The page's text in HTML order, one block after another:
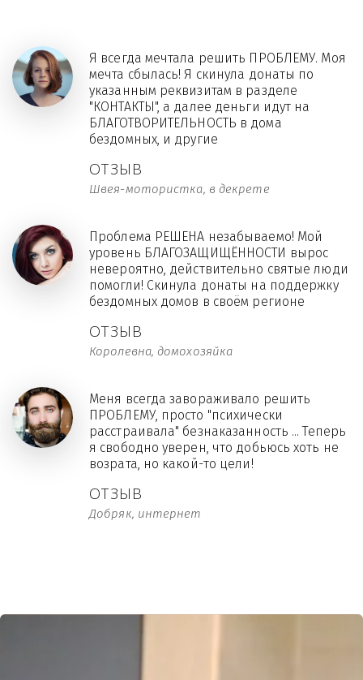
ОТЗЫВ
Швея-мотористка, в декрете
Я всегда мечтала решить ПРОБЛЕМУ. Моя
мечта сбылась! Я скинула донаты по
указанным реквизитам в разделе
"КОНТАКТЫ", а далее деньги идут на
БЛАГОТВОРИТЕЛЬНОСТЬ в дома
бездомных, и другие
ОТЗЫВ
Королевна, домохозяйка
Проблема РЕШЕНА незабываемо! Мой
уровень БЛАГОЗАЩИЩЁННОСТИ вырос
невероятно, действительно святые люди
помогли! Скинула донаты на поддержку
бездомных домов в своём регионе
ОТЗЫВ
Добряк, интернет
Меня всегда завораживало решить
ПРОБЛЕМУ, просто "психически
расстраивала" безнаказанность ... Теперь
я свободно уверен, что добьюсь хоть не
возрата, но какой-то цели!